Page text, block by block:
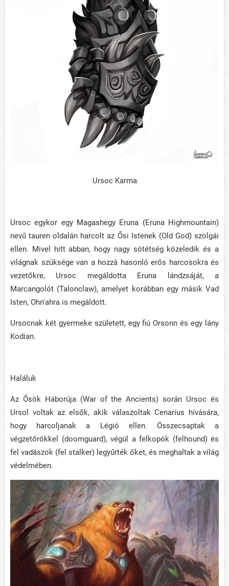
Ursoc Karma
Ursoc egykor egy Magashegy Eruna (Eruna Highmountain)
nevű tauren oldalán harcolt az Ősi Istenek (Old God) szolgái
ellen. Mivel hitt abban, hogy nagy sötétség közeledik és a
világnak szüksége van a hozzá hasonló erős harcosokra és
vezetőkre, Ursoc megáldotta Eruna lándzsáját, a
Marcangolót (Talonclaw), amelyet korábban egy másik Vad
Isten, Ohn'ahra is megáldott.
Ursocnak két gyermeke született, egy fiú Orsonn és egy lány
Kodian.
Haláluk
Az Ősök Háborúja (War of the Ancients) során Ursoc és
Ursol voltak az elsők, akik válaszoltak Cenarius hívására,
hogy harcoljanak a Légió ellen. Összecsaptak a
végzetőrökkel (doomguard), végül a felkopók (felhound) és
fel vadászok (fel stalker) legyűrték őket, és meghaltak a világ
védelmében.